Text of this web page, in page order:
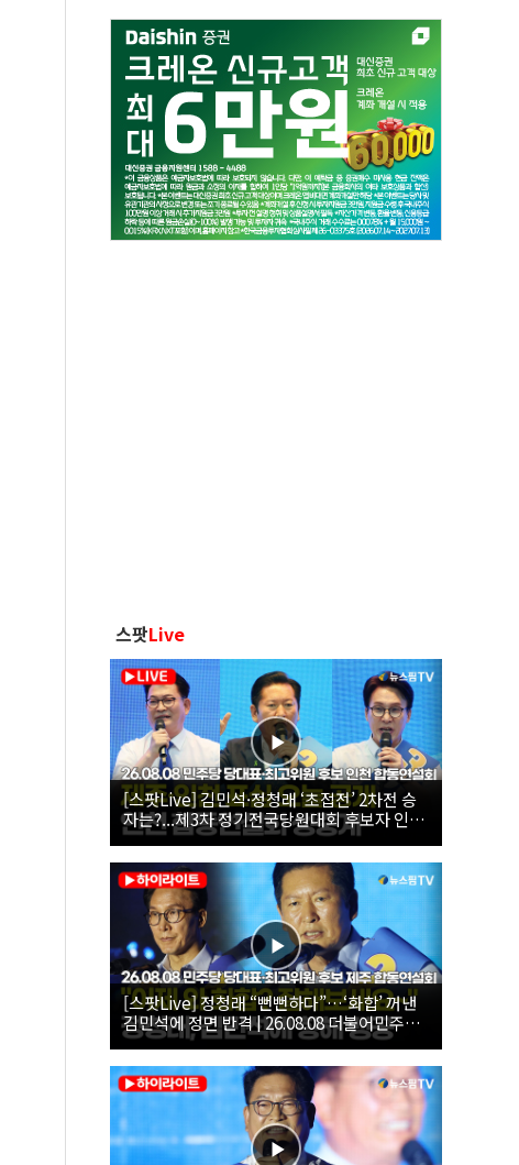
스팟Live
[스팟Live] 김민석·정청래 ‘초접전’ 2차전 승
자는?...제3차 정기전국당원대회 후보자 인천
합동연설회 생중계 | 26.08.08
[스팟Live] 정청래 “뻔뻔하다”…‘화합’ 꺼낸
김민석에 정면 반격 | 26.08.08 더불어민주당
당대표·최고위원 후보 제주 합동연설회